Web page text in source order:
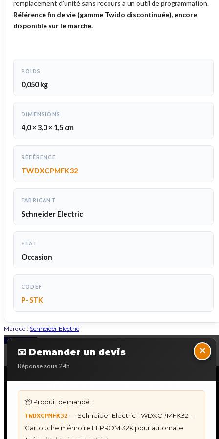
remplacement d’unité sans recours à un outil de programmation.
Référence fin de vie (gamme Twido discontinuée), encore
disponible sur le marché.
POIDS
0,050 kg
DIMENSIONS
4,0 × 3,0 × 1,5 cm
RÉFÉRENCE
TWDXCPMFK32
FABRICANT
Schneider Electric
ETAT
Occasion
CODEF
P-STK
Marque : Schneider Electric
📧 Demander un devis
Réponse sous 24h
×
📦 Produit demandé :
TWDXCPMFK32 — Schneider Electric TWDXCPMFK32 –
Cartouche mémoire EEPROM 32K pour automate
Back to Top
DÉPANNAGE AUTOMATES